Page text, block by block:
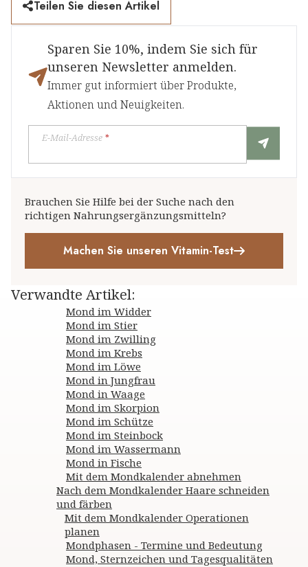
Teilen Sie diesen Artikel
Sparen Sie 10%, indem Sie sich für
unseren Newsletter anmelden.
Immer gut informiert über Produkte,
Aktionen und Neuigkeiten.
E-Mail-Adresse *
Brauchen Sie Hilfe bei der Suche nach den
richtigen Nahrungsergänzungsmitteln?
Machen Sie unseren Vitamin-Test
Verwandte Artikel:
Mond im Widder
Mond im Stier
Mond im Zwilling
Mond im Krebs
Mond im Löwe
Mond in Jungfrau
Mond in Waage
Mond im Skorpion
Mond im Schütze
Mond im Steinbock
Mond im Wassermann
Mond in Fische
Mit dem Mondkalender abnehmen
Nach dem Mondkalender Haare schneiden
und färben
Mit dem Mondkalender Operationen
planen
Mondphasen - Termine und Bedeutung
Mond, Sternzeichen und Tagesqualitäten